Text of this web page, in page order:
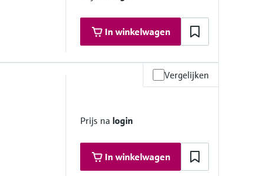
In winkelwagen
Vergelijken
Prijs na login
In winkelwagen